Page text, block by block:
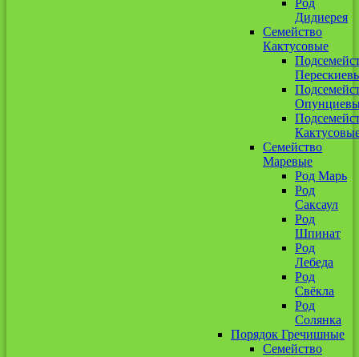
Род
Дидиерея
Семейство
Кактусовые
Семейство
Маревые
Род Марь
Род
Саксаул
Род
Шпинат
Род
Лебеда
Род
Свёкла
Род
Солянка
Порядок Гречишные
Семейство